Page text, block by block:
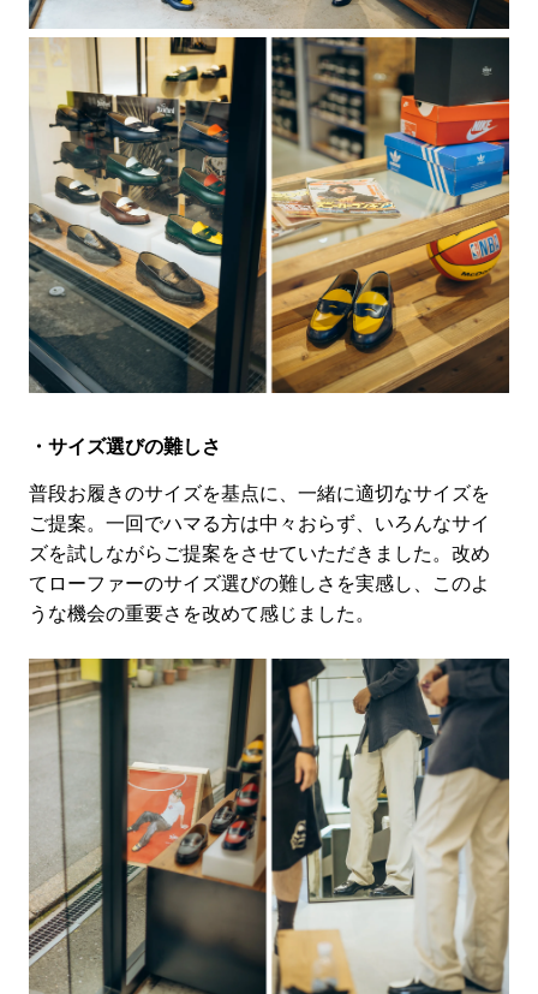
・サイズ選びの難しさ
普段お履きのサイズを基点に、一緒に適切なサイズを
ご提案。一回でハマる方は中々おらず、いろんなサイ
ズを試しながらご提案をさせていただきました。改め
てローファーのサイズ選びの難しさを実感し、このよ
うな機会の重要さを改めて感じました。